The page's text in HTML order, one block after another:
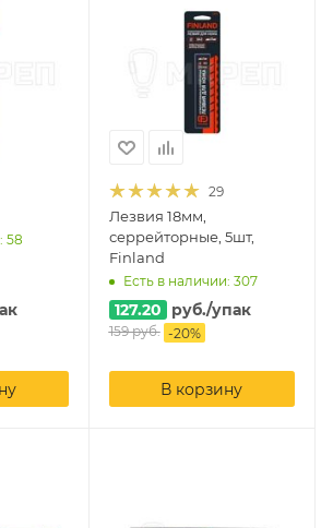
58
29
Лезвия 18мм,
серрейторные, 5шт,
Finland
Есть в наличии: 307
127.20 руб./упак
159руб. -20%
В корзину